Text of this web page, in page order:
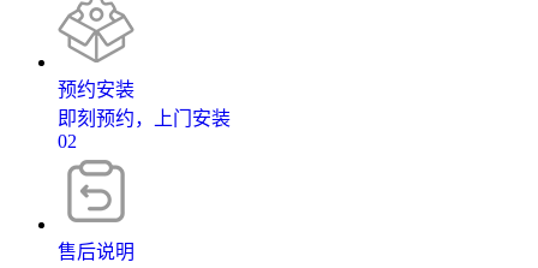
预约安装
即刻预约，上门安装
02
售后说明